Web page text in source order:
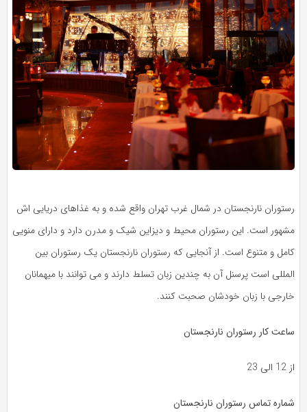
رستوران نارنجستان در شمال غرب تهران واقع شده و به غذاهای دریایی اش
مشهور است. این رستوران محیط و دیزاین شیک و مدرن دارد و دارای منویی
کامل و متنوع است. از آنجایی که رستوران نارنجستان یک رستوران بین
المللی است پرسنل آن به چندین زبان تسلط دارند و می توانند با میهمانان
خارجی با زبان خودشان صحبت کنند.
ساعت کار رستوران نارنجستان
از 12 الی 23
شماره تماس رستوران نارنجستان